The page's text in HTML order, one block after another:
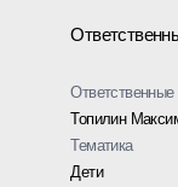
Ответственные
Топилин
Тематика
Дети